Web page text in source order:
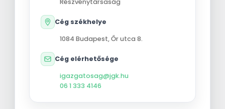
Cég székhelye
1084 Budapest,Őr utca 8.
Cég elérhetősége
igazgatosag@jgk.hu
06 1 333 4146